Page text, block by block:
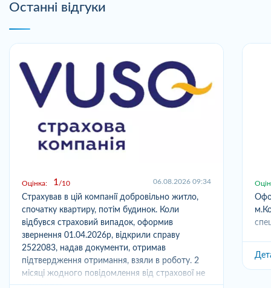
Останні відгуки
Оцінка: 1 10 06.08.2026 09:34
Страхував в цій компанії добровільно житло,
спочатку квартиру, потім будинок. Коли
відбувся страховий випадок, оформив
звернення 01.04.2026р, відкрили справу
2522083, надав документи, отримав
підтвердження отримання, взяли в роботу. 2
місяці жодного повідомлення від страхової не